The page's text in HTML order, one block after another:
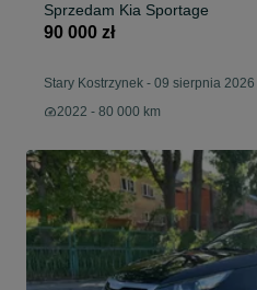
Sprzedam Kia Sportage
90 000 zł
Stary Kostrzynek - 09 sierpnia 2026
2022 - 80 000 km